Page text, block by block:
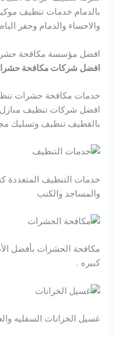
بالدمام خدمات تنظيف
والاحساء والدمام وحفر
افضل مؤسسة مكافحة
افضل شركات مكافحة
خدمات مكافحة حشرات
افضل شركات تنظيف منازل
بالقطيف تنظيف وتسليك
خدمات التنظيف المتعددة
والمساجد والكنب
مكافحة الحشرات بأفضل
كبيره .
غسيل الخزانات السفليه